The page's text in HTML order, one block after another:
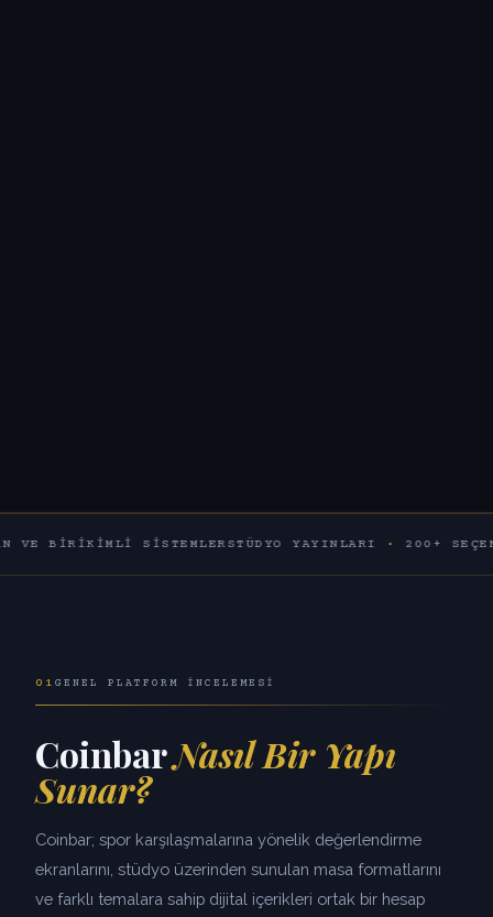
SISTEMLERSTÜDYO YAYINLARI·200+ SEÇENEK 60+
01 GENEL PLATFORM İNCELEMESI
CoinbarNasıl Bir Yapı
Sunar?
Coinbar; spor karşılaşmalarına yönelik değerlendirme
ekranlarını, stüdyo üzerinden sunulan masa formatlarını
ve farklı temalara sahip dijital içerikleri ortak bir hesap